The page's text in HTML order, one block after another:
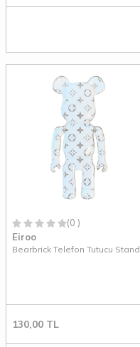
(0 )
Eiroo
Bearbrick Telefon Tutucu Stand
130,00 TL